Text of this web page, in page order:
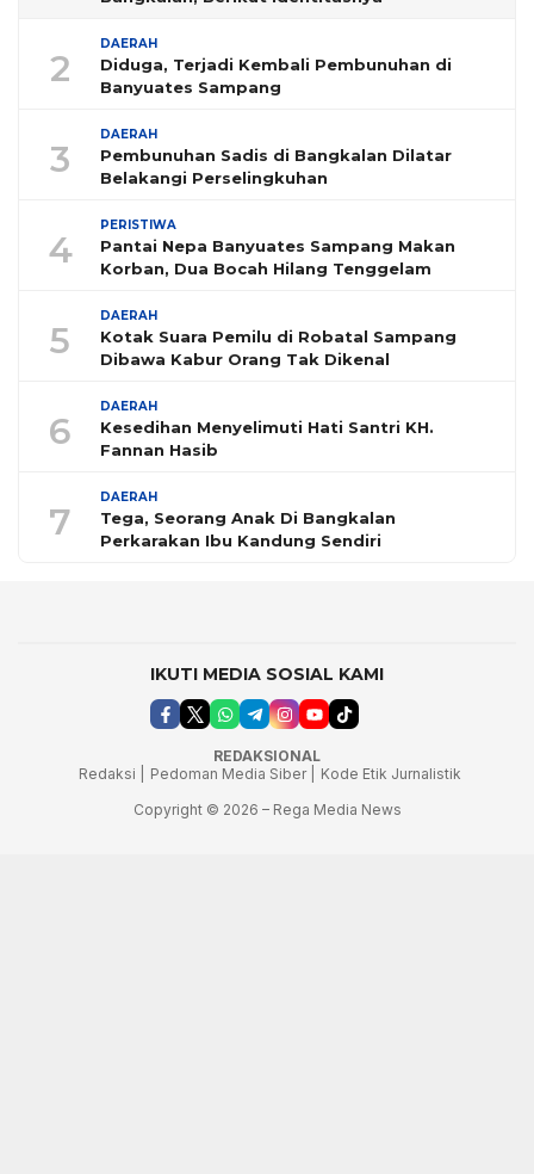
2
DAERAH
Diduga, Terjadi Kembali Pembunuhan di
Banyuates Sampang
3
DAERAH
Pembunuhan Sadis di Bangkalan Dilatar
Belakangi Perselingkuhan
4
PERISTIWA
Pantai Nepa Banyuates Sampang Makan
Korban, Dua Bocah Hilang Tenggelam
5
DAERAH
Kotak Suara Pemilu di Robatal Sampang
Dibawa Kabur Orang Tak Dikenal
6
DAERAH
Kesedihan Menyelimuti Hati Santri KH.
Fannan Hasib
7
DAERAH
Tega, Seorang Anak Di Bangkalan
Perkarakan Ibu Kandung Sendiri
IKUTI MEDIA SOSIAL KAMI
REDAKSIONAL
Redaksi |
Pedoman Media Siber |
Kode Etik Jurnalistik
Copyright © 2026 – Rega Media News